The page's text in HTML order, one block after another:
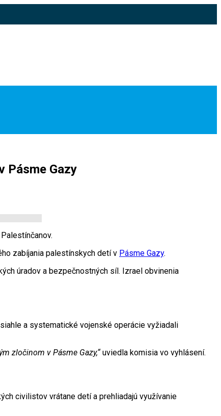
Pásme Gazy
zabíjania palestínskych detí v Pásme Gazy.
úradov a bezpečnostných síl. Izrael obvinenia
a systematické vojenské operácie vyžiadali
zločinom v Pásme Gazy,“uviedla komisia vo vyhlásení.
civilistov vrátane detí a prehliadajú využívanie